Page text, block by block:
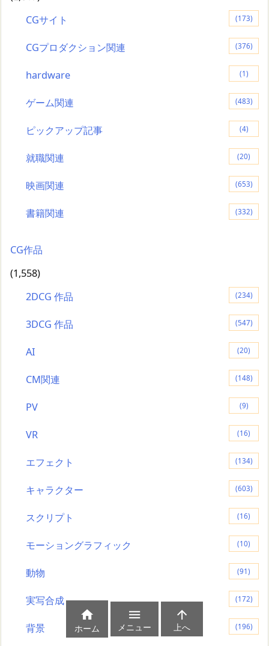
CGサイト
(173)
CGプロダクション関連 (376)
hardware (1)
ゲーム関連 (483)
ピックアップ記事 (4)
就職関連 (20)
映画関連 (653)
書籍関連 (332)
CG作品
(1,558)
2DCG 作品
(234)
3DCG 作品 (547)
AI (20)
CM関連 (148)
PV (9)
VR (16)
エフェクト (134)
キャラクター (603)
スクリプト (16)
モーショングラフィック (10)
動物 (91)
実写合成 (172)
背景 (196)

ホーム

メニュー

上へ